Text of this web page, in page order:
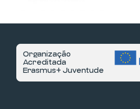
Organização
Acreditada
Erasmus+ Juventude